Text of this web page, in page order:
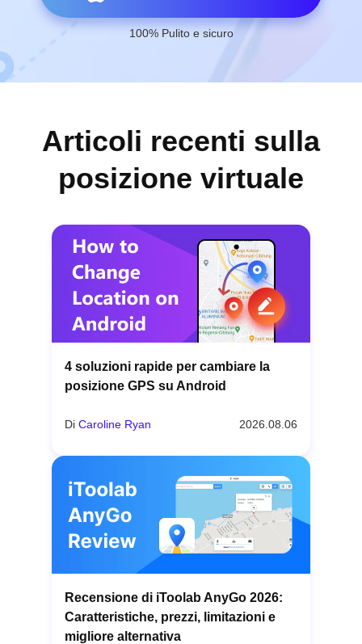
100% Pulito e sicuro
Articoli recenti sulla
posizione virtuale
4 soluzioni rapide per cambiare la
posizione GPS su Android
Di Caroline Ryan 2026.08.06
Recensione di iToolab AnyGo 2026:
Caratteristiche, prezzi, limitazioni e
migliore alternativa